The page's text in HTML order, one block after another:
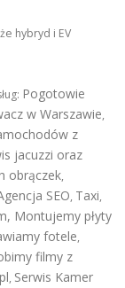
hybryd i EV
Pogotowie
w Warszawie,
z
jacuzzi oraz
obrączek,
SEO, Taxi,
, Montujemy płyty
fotele,
filmy z
, Serwis Kamer